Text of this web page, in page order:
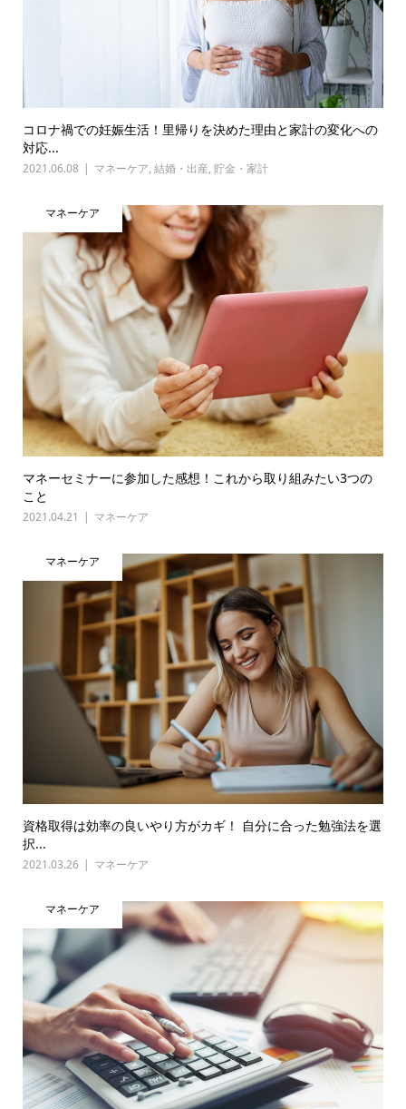
コロナ禍での妊娠生活！里帰りを決めた理由と家計の変化への
対応...
2021.06.08 マネーケア, 結婚・出産, 貯金・家計
マネーケア
マネーセミナーに参加した感想！これから取り組みたい3つの
こと
2021.04.21 マネーケア
マネーケア
資格取得は効率の良いやり方がカギ！ 自分に合った勉強法を選
択...
2021.03.26 マネーケア
マネーケア